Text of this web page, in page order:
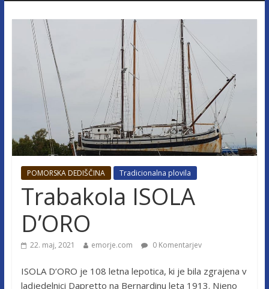
POMORSKA DEDIŠČINA Tradicionalna plovila
Trabakola ISOLA
D’ORO
22. maj, 2021 emorje.com 0 Komentarjev
ISOLA D’ORO je 108 letna lepotica, ki je bila zgrajena v
ladjedelnici Dapretto na Bernardinu leta 1913. Njeno